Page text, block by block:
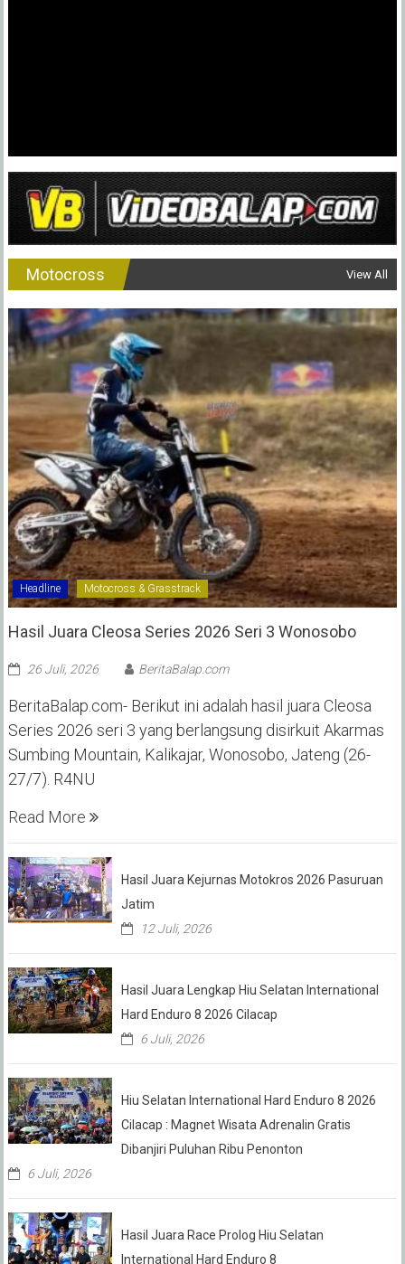
Motocross View All
Headline Motocross & Grasstrack
Hasil Juara Cleosa Series 2026 Seri 3 Wonosobo ‎
26 Juli, 2026 BeritaBalap.com
BeritaBalap.com- Berikut ini adalah hasil juara Cleosa
Series 2026 seri 3 yang berlangsung disirkuit Akarmas
Sumbing Mountain, Kalikajar, Wonosobo, Jateng (26-
27/7). R4NU
Read More
Hasil Juara Kejurnas Motokros 2026 Pasuruan
Jatim
12 Juli, 2026
Hasil Juara Lengkap Hiu Selatan International
Hard Enduro 8 2026 Cilacap
6 Juli, 2026
Hiu Selatan International Hard Enduro 8 2026
Cilacap : Magnet Wisata Adrenalin Gratis
Dibanjiri Puluhan Ribu Penonton
6 Juli, 2026
Hasil Juara Race Prolog Hiu Selatan
International Hard Enduro 8